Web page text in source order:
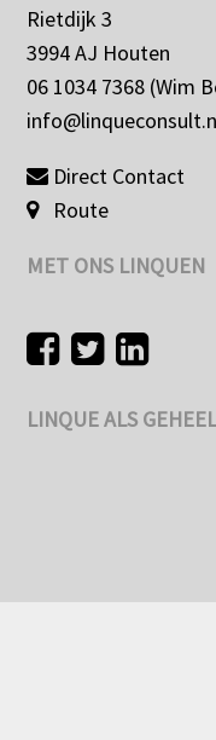
Rietdijk 3
3994 AJ Houten
06 1034 7368 (Wim
Direct Contact
Route
MET ONS LINQUEN
LINQUE ALS